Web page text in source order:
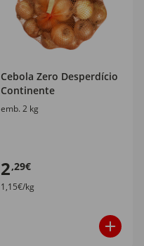
Cebola Zero Desperdício
Continente
emb. 2 kg
2,29€
1,15€/kg